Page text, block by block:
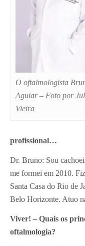
O oftalmologista
Aguiar – Foto por
Vieira
profissional…
Dr. Bruno: Sou
me formei em 2010.
Santa Casa do Rio de
Belo Horizonte. Atuo
Viver! – Quais os
oftalmologia?